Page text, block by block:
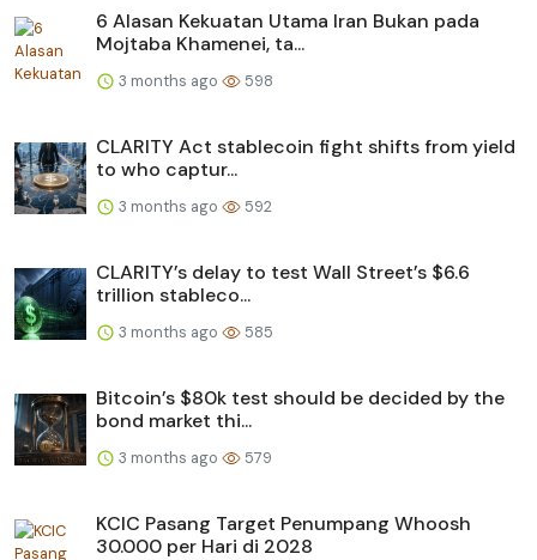
6 Alasan Kekuatan Utama Iran Bukan pada
Mojtaba Khamenei, ta...
3 months ago 598
CLARITY Act stablecoin fight shifts from yield
to who captur...
3 months ago 592
CLARITY’s delay to test Wall Street’s $6.6
trillion stableco...
3 months ago 585
Bitcoin’s $80k test should be decided by the
bond market thi...
3 months ago 579
KCIC Pasang Target Penumpang Whoosh
30.000 per Hari di 2028